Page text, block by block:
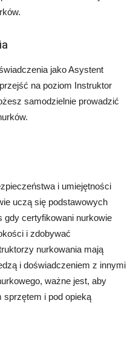
jako Asystent
na poziom Instruktor
samodzielnie prowadzić
i umiejętności
uczą się podstawowych
gdy certyfikowani nurkowie
i zdobywać
nurkowania mają
i doświadczeniem z innymi
ważne jest, aby
sprzętem i pod opieką